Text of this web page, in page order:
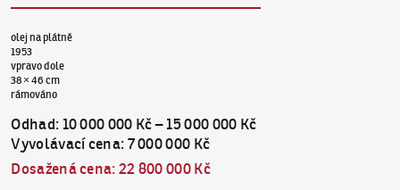
olej na plátně
1953
vpravo dole
38 × 46 cm
rámováno
Odhad: 10 000 000 Kč–15 000 000 Kč
Vyvolávací cena:7 000 000 Kč
Dosažená cena:22 800 000 Kč